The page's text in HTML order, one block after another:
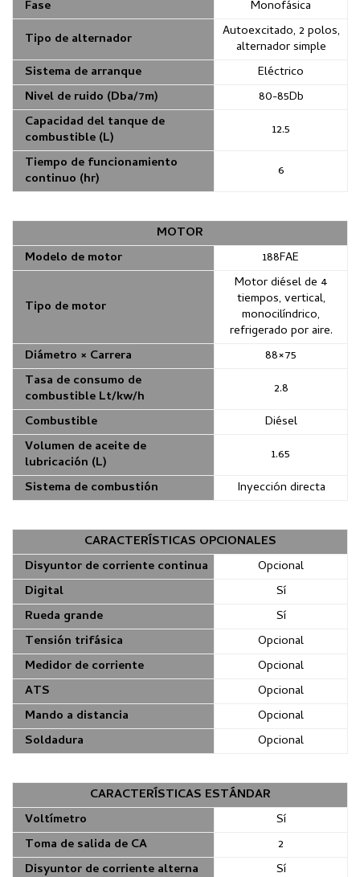
Fase
Monofásica
Tipo de alternador
Autoexcitado, 2 polos,
alternador simple
Sistema de arranque
Eléctrico
Nivel de ruido (Dba/7m)
80-85Db
Capacidad del tanque de
combustible (L)
12.5
Tiempo de funcionamiento
continuo (hr)
6
MOTOR
Modelo de motor
188FAE
Tipo de motor
Motor diésel de 4
tiempos, vertical,
monocilíndrico,
refrigerado por aire.
Diámetro × Carrera
88×75
Tasa de consumo de
combustible Lt/kw/h
2.8
Combustible
Diésel
Volumen de aceite de
lubricación (L)
1.65
Sistema de combustión
Inyección directa
CARACTERÍSTICAS OPCIONALES
Disyuntor de corriente continua
Opcional
Digital
Sí
Rueda grande
Sí
Tensión trifásica
Opcional
Medidor de corriente
Opcional
ATS
Opcional
Mando a distancia
Opcional
Soldadura
Opcional
CARACTERÍSTICAS ESTÁNDAR
Voltímetro
Sí
Toma de salida de CA
2
Disyuntor de corriente alterna
Sí